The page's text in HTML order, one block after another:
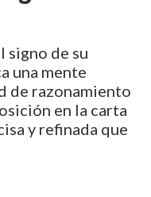
signo de su
una mente
de razonamiento
en la carta
y refinada que